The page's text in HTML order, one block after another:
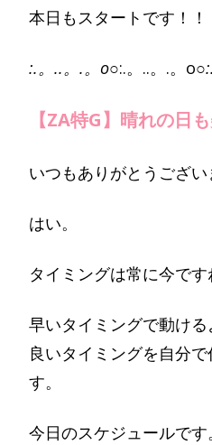
本日もスタートです！！
:.。..。.。o○:.。..。.。o○
【ZA特G】晴れの日
いつもありがとうござい
はい。
タイミングは常に今です
早いタイミングで動ける
良いタイミングを自分
す。
今日のスケジュールです。